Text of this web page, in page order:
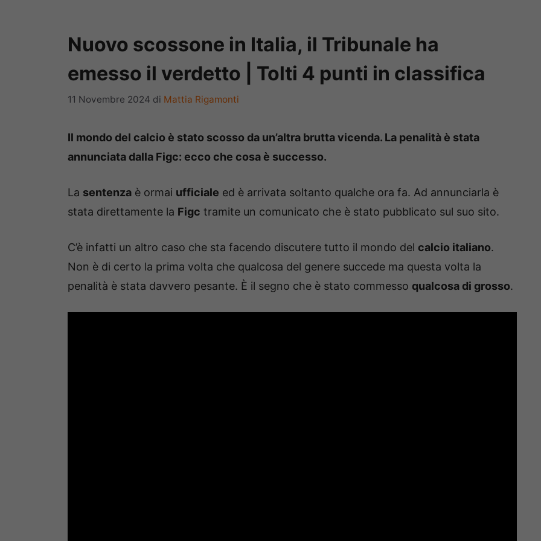
Nuovo scossone in Italia, il Tribunale ha
emesso il verdetto | Tolti 4 punti in classifica
11 Novembre 2024 di Mattia Rigamonti
Il mondo del calcio è stato scosso da un’altra brutta vicenda. La penalità è stata
annunciata dalla Figc: ecco che cosa è successo.
La sentenza è ormai ufficiale ed è arrivata soltanto qualche ora fa. Ad annunciarla è
stata direttamente la Figc tramite un comunicato che è stato pubblicato sul suo sito.
C’è infatti un altro caso che sta facendo discutere tutto il mondo del calcio italiano.
Non è di certo la prima volta che qualcosa del genere succede ma questa volta la
penalità è stata davvero pesante. È il segno che è stato commesso qualcosa di grosso.